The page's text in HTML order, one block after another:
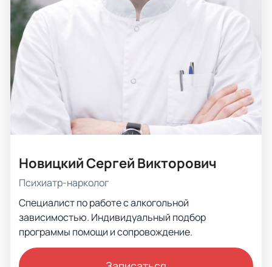
Новицкий Сергей Викторович
Психиатр-нарколог
Специалист по работе с алкогольной
зависимостью. Индивидуальный подбор
программы помощи и сопровождение.